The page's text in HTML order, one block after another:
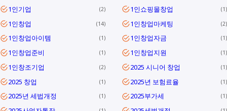
1인기업 2 1인쇼핑몰창업 1
1인창업 14 1인창업마케팅 2
1인창업아이템 1 1인창업자금 1
1인창업준비 1 1인창업지원 1
1인창조기업 2 2025 시니어 창업 1
2025 창업 1 2025년 보험료율 1
2025년 세법개정 1 2025부가세 1